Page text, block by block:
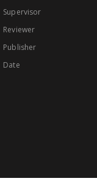
Supervisor
Reviewer
Publisher
Date